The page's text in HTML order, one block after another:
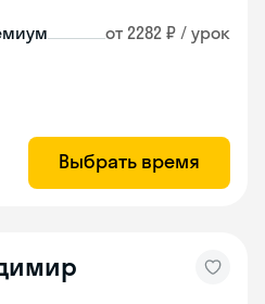
от 2282 ₽ / урок
Выбрать время